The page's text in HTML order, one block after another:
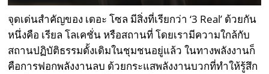
จุดเด่นสำคัญของ เดอะ โซล มีสิ่งที่เรียกว่า ‘3 Real’ ด้วยกัน
หนึ่งคือ เรียล โลเคชั่น หรือสถานที่ โดยเรามีความใกล้กับ
สถานปฏิบัติธรรมดั้งเดิมในชุมชนอยู่แล้ว ในทางพลังงานก็
คือการฟอกพลังงานลบ ด้วยกระแสพลังงานบวกที่ทำให้รู้สึก